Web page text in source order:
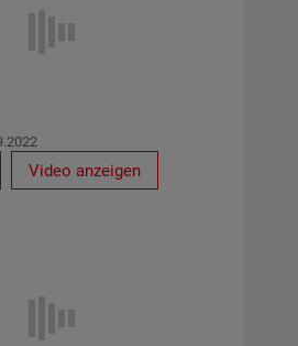
Video anzeigen